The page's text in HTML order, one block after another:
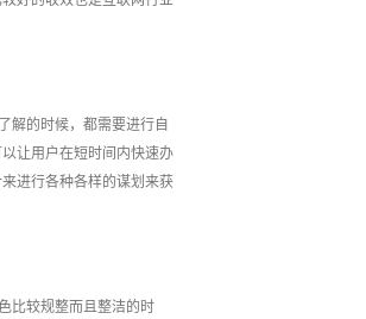
解的时候，都需要进行自
让用户在短时间内快速办
进行各种各样的谋划来获
比较规整而且整洁的时